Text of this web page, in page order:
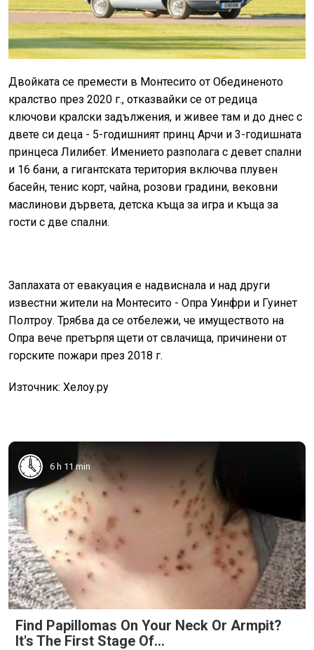
Двойката се премести в Монтесито от Обединеното
кралство през 2020 г., отказвайки се от редица
ключови кралски задължения, и живее там и до днес с
двете си деца - 5-годишният принц Арчи и 3-годишната
принцеса Лилибет. Имението разполага с девет спални
и 16 бани, а гигантската територия включва плувен
басейн, тенис корт, чайна, розови градини, вековни
маслинови дървета, детска къща за игра и къща за
гости с две спални.
Заплахата от евакуация е надвиснала и над други
известни жители на Монтесито - Опра Уинфри и Гуинет
Полтроу. Трябва да се отбележи, че имуществото на
Опра вече претърпя щети от свлачища, причинени от
горските пожари през 2018 г.
Източник: Хелоу.ру
6 h 11 min
Find Papillomas On Your Neck Or Armpit?
It's The First Stage Of...